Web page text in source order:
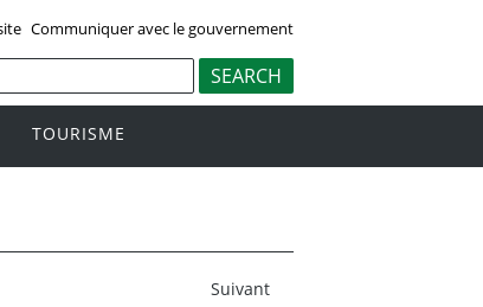
Communiquer avec le gouvernement
TOURISME
Suivant